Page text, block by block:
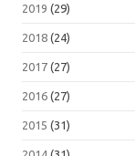
2019 (29)
2018 (24)
2017 (27)
2016 (27)
2015 (31)